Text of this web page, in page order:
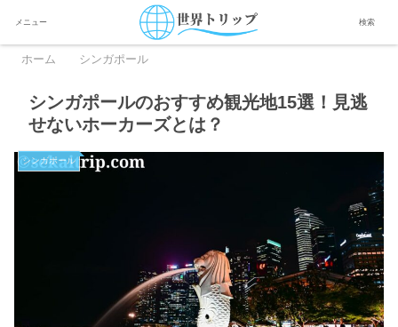
ホーム シンガポール
シンガポールのおすすめ観光地15選！見逃
せないホーカーズとは？
シンガポール
メニュー 検索